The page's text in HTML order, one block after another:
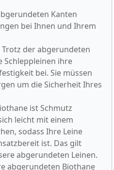
Kanten
bei Ihnen und Ihrem
Trotz der abgerundeten
Schleppleinen ihre
bei. Sie müssen
um die Sicherheit Ihres
ist Schmutz
leicht mit einem
sodass Ihre Leine
ist. Das gilt
abgerundeten Leinen.
abgerundeten Biothane